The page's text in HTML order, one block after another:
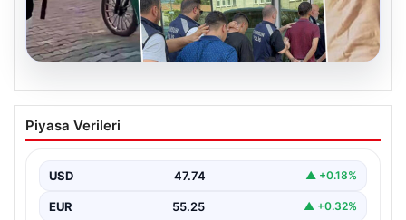
Rapçi Keskin’in Klipte Silah Kullanımı
Nedeniyle Gözaltına Alınması
rapçi Yüşa Keskin, son yaptığı müzik klibinde…
Piyasa Verileri
USD 47.74 ▲ +0.18%
EUR 55.25 ▲ +0.32%